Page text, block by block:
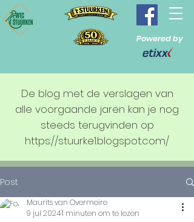
Powered by
De blog met de verslagen van
alle voorgaande jaren kan je nog
steeds terugvinden op
https://stuurke1.blogspot.com/
Post
Maurits van Overmeire
9 jul 20241 minuten om te lezen